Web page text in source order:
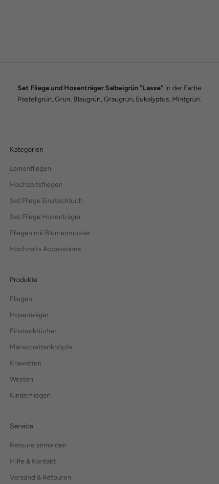
Set Fliege und Hosenträger Salbeigrün "Lasse" in der Farbe
Pastellgrün, Grün, Blaugrün, Graugrün, Eukalyptus, Mintgrün.
Kategorien
Leinenfliegen
Hochzeitsfliegen
Set Fliege Einstecktuch
Set Fliege Hosenträger
Fliegen mit Blumenmuster
Hochzeits Accessoires
Produkte
Fliegen
Hosenträger
Einstecktücher
Manschettenknöpfe
Krawatten
Westen
Kinderfliegen
Service
Retoure anmelden
Hilfe & Kontakt
Versand & Retouren